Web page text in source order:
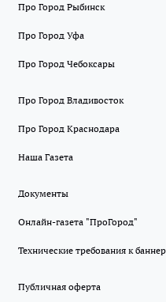
Про Город Рыбинск
Про Город Уфа
Про Город Чебоксары
Про Город Владивосток
Про Город Краснодара
Наша Газета
Документы
Онлайн-газета "ПроГород"
Технические требования к
Публичная оферта